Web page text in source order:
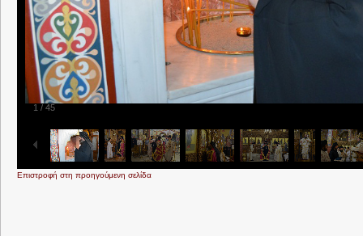
1 / 45
Επιστροφή στη προηγούμενη σελίδα